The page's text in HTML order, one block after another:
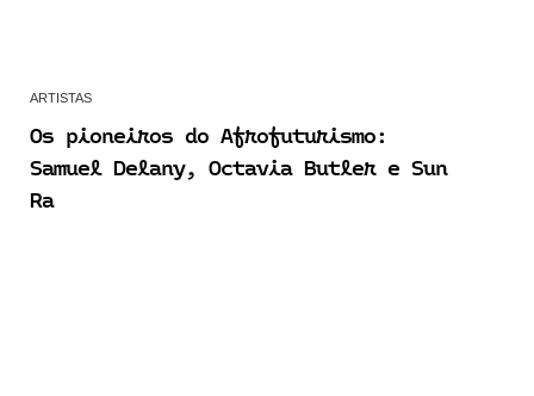
ARTISTAS
Os pioneiros do Afrofuturismo:
Samuel Delany, Octavia Butler e Sun
Ra